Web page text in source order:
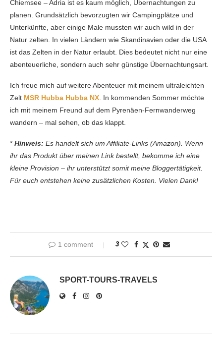
Chiemsee – Adria ist es kaum möglich, Übernachtungen zu
planen. Grundsätzlich bevorzugten wir Campingplätze und
Unterkünfte, aber einige Male mussten wir auch wild in der
Natur zelten. In vielen Ländern wie Skandinavien oder die USA
ist das Zelten in der Natur erlaubt. Dies bedeutet nicht nur eine
abenteuerliche, sondern auch sehr günstige Übernachtungsart.
Ich freue mich auf weitere Abenteuer mit meinem ultraleichten
Zelt MSR Hubba Hubba NX . In kommenden Sommer möchte
ich mit meinem Freund auf dem Pyrenäen-Fernwanderweg
wandern – mal sehen, ob das klappt.
* Hinweis: Es handelt sich um Affiliate-Links (Amazon). Wenn
ihr das Produkt über meinen Link bestellt, bekomme ich eine
kleine Provision – ihr unterstützt somit meine Bloggertätigkeit.
Für euch entstehen keine zusätzlichen Kosten.
Vielen Dank!
1 comment 3
SPORT-TOURS-TRAVELS